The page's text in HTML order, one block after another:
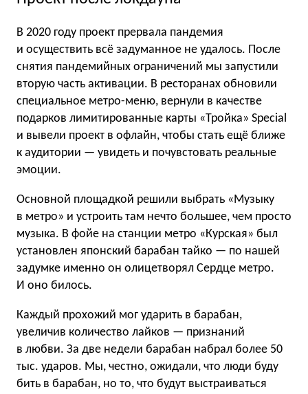
В 2020 году проект прервала пандемия
и осуществить всё задуманное не удалось. После
снятия пандемийных ограничений мы запустили
вторую часть активации. В ресторанах обновили
специальное метро-меню, вернули в качестве
подарков лимитированные карты «Тройка» Special
и вывели проект в офлайн, чтобы стать ещё ближе
к аудитории — увидеть и почувстовать реальные
эмоции.
Основной площадкой решили выбрать «Музыку
в метро» и устроить там нечто большее, чем просто
музыка. В фойе на станции метро «Курская» был
установлен японский барабан тайко — по нашей
задумке именно он олицетворял Сердце метро.
И оно билось.
Каждый прохожий мог ударить в барабан,
увеличив количество лайков — признаний
в любви. За две недели барабан набрал более 50
тыс. ударов. Мы, честно, ожидали, что люди буду
бить в барабан, но то, что будут выстраиваться